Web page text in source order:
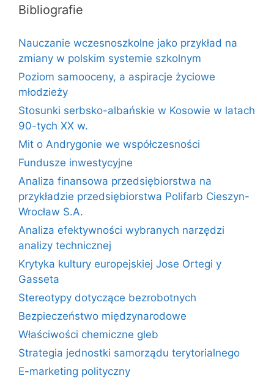
Bibliografie
Nauczanie wczesnoszkolne jako przykład na
zmiany w polskim systemie szkolnym
Poziom samooceny, a aspiracje życiowe
młodzieży
Stosunki serbsko-albańskie w Kosowie w latach
90-tych XX w.
Mit o Andrygonie we współczesności
Fundusze inwestycyjne
Analiza finansowa przedsiębiorstwa na
przykładzie przedsiębiorstwa Polifarb Cieszyn-
Wrocław S.A.
Analiza efektywności wybranych narzędzi
analizy technicznej
Krytyka kultury europejskiej Jose Ortegi y
Gasseta
Stereotypy dotyczące bezrobotnych
Bezpieczeństwo międzynarodowe
Właściwości chemiczne gleb
Strategia jednostki samorządu terytorialnego
E-marketing polityczny